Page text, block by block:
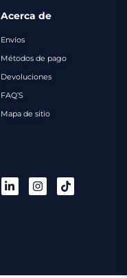
Acerca de
Envíos
Métodos de pago
Devoluciones
FAQ’S
Mapa de sitio